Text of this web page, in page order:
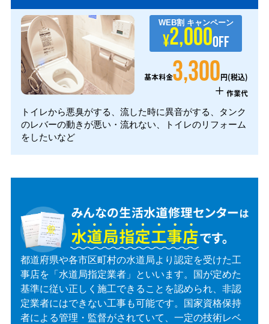
WEB割 キャンペーン
¥2,000OFF
基本料金3,300円(税込)
+ 作業代
トイレから悪臭がする、流した時に異音がする、タンク
のレバーの動きが悪い・流れない、トイレのリフォーム
をしたいなど
都道府県や各市区町村の水道局より認定を受けた工
事店を「水道局指定業者」といいます。国が定めた
基準に従い正しく施工できることを認められ、非認
定業者にはできない工事も可能です。国家資格保持
者による管理・監督がされていて、一定の技術レベ